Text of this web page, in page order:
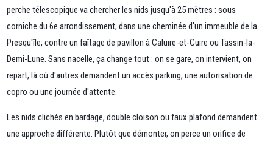
perche télescopique va chercher les nids jusqu'à 25 mètres : sous
corniche du 6e arrondissement, dans une cheminée d'un immeuble de la
Presqu'île, contre un faîtage de pavillon à Caluire-et-Cuire ou Tassin-la-
Demi-Lune. Sans nacelle, ça change tout : on se gare, on intervient, on
repart, là où d'autres demandent un accès parking, une autorisation de
copro ou une journée d'attente.
Les nids clichés en bardage, double cloison ou faux plafond demandent
une approche différente. Plutôt que démonter, on perce un orifice de